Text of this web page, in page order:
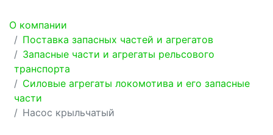
О компании
Поставка запасных частей и агрегатов
Запасные части и агрегаты рельсового
транспорта
Силовые агрегаты локомотива и его запасные
части
Насос крыльчатый